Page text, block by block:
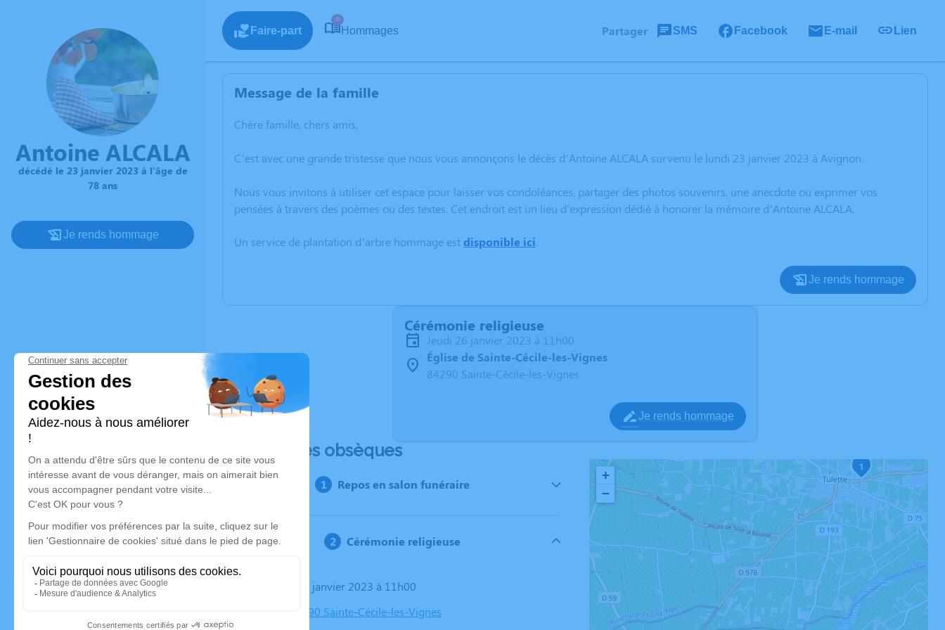
Antoine ALCALA
décédé le 23 janvier 2023 à l'âge de
78 ans
Je rends hommage
Faire-part
20
Hommages Partager SMS Facebook E-mail Lien
Message de la famille
Chère famille, chers amis,
C’est avec une grande tristesse que nous vous annonçons le décès d’Antoine ALCALA survenu le lundi 23 janvier 2023 à Avignon.
Nous vous invitons à utiliser cet espace pour laisser vos condoléances, partager des photos souvenirs, une anecdote ou exprimer vos
pensées à travers des poèmes ou des textes. Cet endroit est un lieu d'expression dédié à honorer la mémoire d’Antoine ALCALA.
Un service de plantation d’arbre hommage estdisponible ici.
Je rends hommage
Cérémonie religieuse
jeudi 26 janvier 2023 à 11h00
Église de Sainte-Cécile-les-Vignes
84290 Sainte-Cécile-les-Vignes
Je rends hommage
Déroulé des obsèques
Repos en salon funéraire
Cérémonie religieuse
Le jeudi 26 janvier 2023 à 11h00
Église, 84290 Sainte-Cécile-les-Vignes
1
+
−